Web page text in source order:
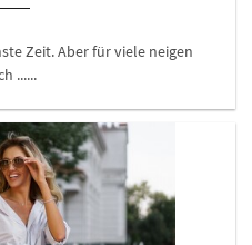
Zeit. Aber für viele neigen
......